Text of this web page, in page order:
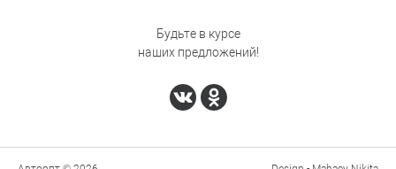
Будьте в курсе
наших предложений!